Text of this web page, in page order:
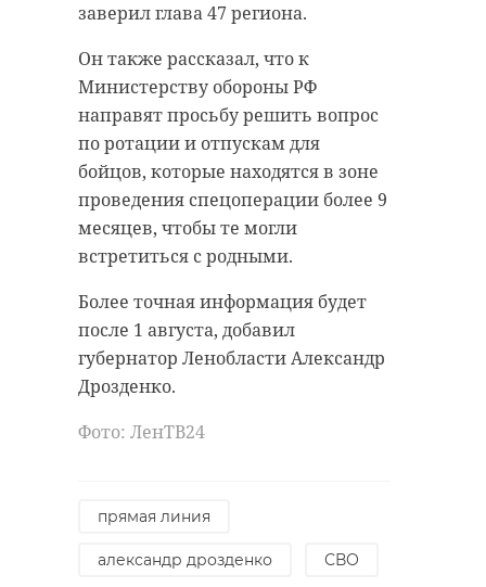
заверил глава 47 региона.
Он также рассказал, что к
Министерству обороны РФ
направят просьбу решить вопрос
по ротации и отпускам для
бойцов, которые находятся в зоне
проведения спецоперации более 9
месяцев, чтобы те могли
встретиться с родными.
Более точная информация будет
после 1 августа, добавил
губернатор Ленобласти Александр
Дрозденко.
Фото: ЛенТВ24
прямая линия
александр дрозденко СВО
Подключат и Комитет по
соцзащите, чтобы помочь с
путевками на отдых для детей,
заверил губернатор.
За нарушение сроков выплат
предусмотрена ответственность,
подчеркнул Александр Дрозденко.
Фото: ЛенТВ24
александр дрозденко
волосовский район
прямая линия
Поделиться статьей: